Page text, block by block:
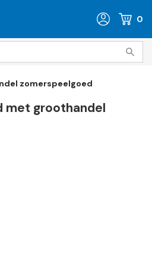
0
zomerspeelgoed
met groothandel